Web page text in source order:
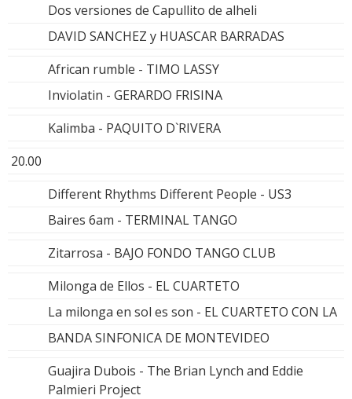
Dos versiones de Capullito de alheli
DAVID SANCHEZ y HUASCAR BARRADAS
African rumble - TIMO LASSY
Inviolatin - GERARDO FRISINA
Kalimba - PAQUITO D`RIVERA
20.00
Different Rhythms Different People - US3
Baires 6am - TERMINAL TANGO
Zitarrosa - BAJO FONDO TANGO CLUB
Milonga de Ellos - EL CUARTETO
La milonga en sol es son - EL CUARTETO CON LA
BANDA SINFONICA DE MONTEVIDEO
Guajira Dubois - The Brian Lynch and Eddie
Palmieri Project